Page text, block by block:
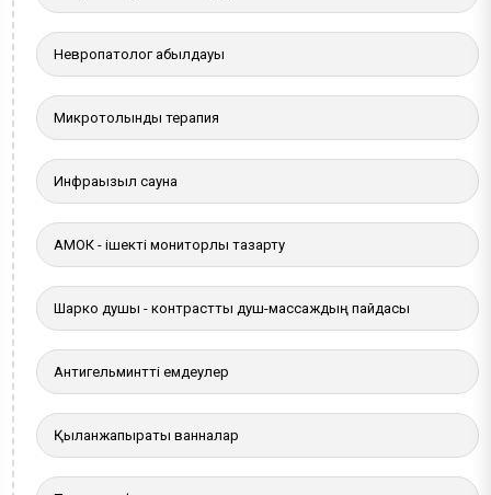
Невропатолог қабылдауы
Микротолқынды терапия
Инфрақызыл сауна
АМОК - ішекті мониторлы тазарту
Шарко душы - контрастты душ-массаждың пайдасы
Антигельминтті емдеулер
Қылқанжапырақты ванналар